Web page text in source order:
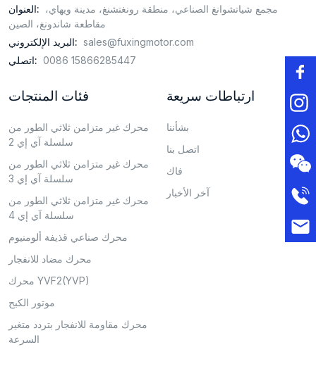
العنوان:
مقاطعة شاندونغ، الصين
البريد الإلكتروني: sales@fuxingmotor.com
اتصلي: 0086 15866285447
فئات المنتجات
محرك غير متزامن ثلاثي الطور من
سلسلة آي إي 2
محرك غير متزامن ثلاثي الطور من
سلسلة آي إي 3
محرك غير متزامن ثلاثي الطور من
سلسلة آي إي 4
محرك صناعي قذيفة ألومنيوم
محرك مضاد للانفجار
محرك YVF2(YVP)
موتور الكبح
محرك مقاومة للانفجار بتردد متغير
السرعة
ارتباطات سريعة
بشأننا
اتصل بنا
فاك
آخر الأخبار